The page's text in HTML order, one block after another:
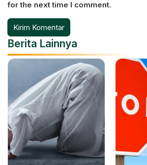
for the next time I comment.
Berita Lainnya